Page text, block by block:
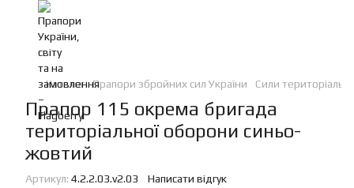
Каталог Прапори збройних сил України Сили
Прапор 115 окрема бригада
територіальної оборони синьо-
жовтий
Артикул: 4.2.2.03.v2.03 Написати відгук